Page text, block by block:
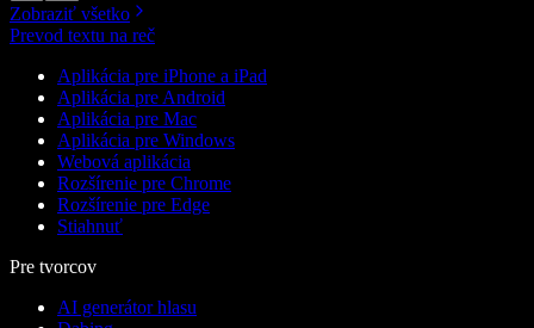
Zobraziť všetko
Prevod textu na reč
Aplikácia pre iPhone a iPad
Aplikácia pre Android
Aplikácia pre Mac
Aplikácia pre Windows
Webová aplikácia
Rozšírenie pre Chrome
Rozšírenie pre Edge
Stiahnuť
Pre tvorcov
AI generátor hlasu